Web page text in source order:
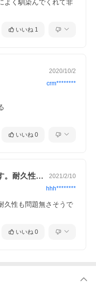
ストリアルテイストのチ
ザインで、おしゃれなカ
ト》ダイニングチェア （SE
よく馴染んでくれて非
いいね 1
2020/10/2
crm********
いいね 0
デザイン性とか価格は最高です。耐久性も… 2021/2/10
hhh********
久性も問題無さそうで
いいね 0